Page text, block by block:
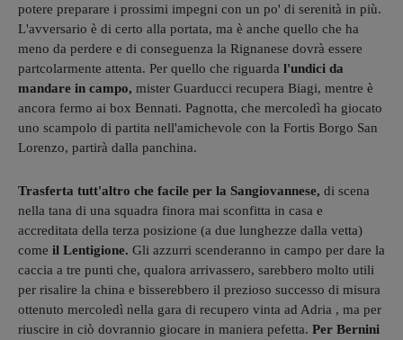
potere preparare i prossimi impegni con un po' di serenità in più.
L'avversario è di certo alla portata, ma è anche quello che ha
meno da perdere e di conseguenza la Rignanese dovrà essere
partcolarmente attenta. Per quello che riguarda l'undici da
mandare in campo, mister Guarducci recupera Biagi, mentre è
ancora fermo ai box Bennati. Pagnotta, che mercoledì ha giocato
uno scampolo di partita nell'amichevole con la Fortis Borgo San
Lorenzo, partirà dalla panchina.
Trasferta tutt'altro che facile per la Sangiovannese, di scena
nella tana di una squadra finora mai sconfitta in casa e
accreditata della terza posizione (a due lunghezze dalla vetta)
come il Lentigione. Gli azzurri scenderanno in campo per dare la
caccia a tre punti che, qualora arrivassero, sarebbero molto utili
per risalire la china e bisserebbero il prezioso successo di misura
ottenuto mercoledì nella gara di recupero vinta ad Adria , ma per
riuscire in ciò dovrannio giocare in maniera pefetta. Per Bernini